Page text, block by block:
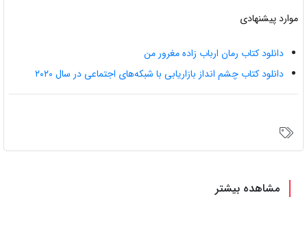
موارد پیشنهادی
دانلود کتاب رمان ارباب زاده مغرور من
دانلود کتاب چشم انداز بازاریابی با شبکه‌های اجتماعی در سال ۲۰۲۰
مشاهده بیشتر